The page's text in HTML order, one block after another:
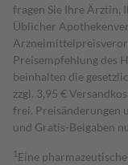
fragen Sie Ihre Ärztin,
Üblicher
Preisempfehlung des
beinhalten die
zzgl. 3,95 €
frei. Preisänderungen
und Gratis-Beigaben
1 Eine